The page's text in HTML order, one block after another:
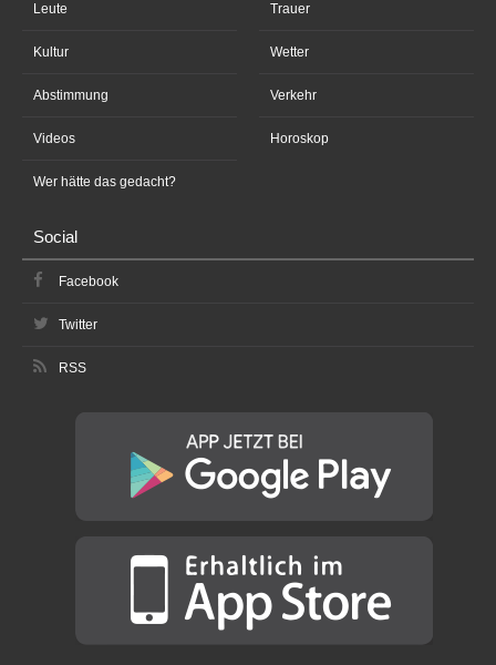
Leute
Kultur
Abstimmung
Videos
Wer hätte das gedacht?
Trauer
Wetter
Verkehr
Horoskop
Social
Facebook
Twitter
RSS